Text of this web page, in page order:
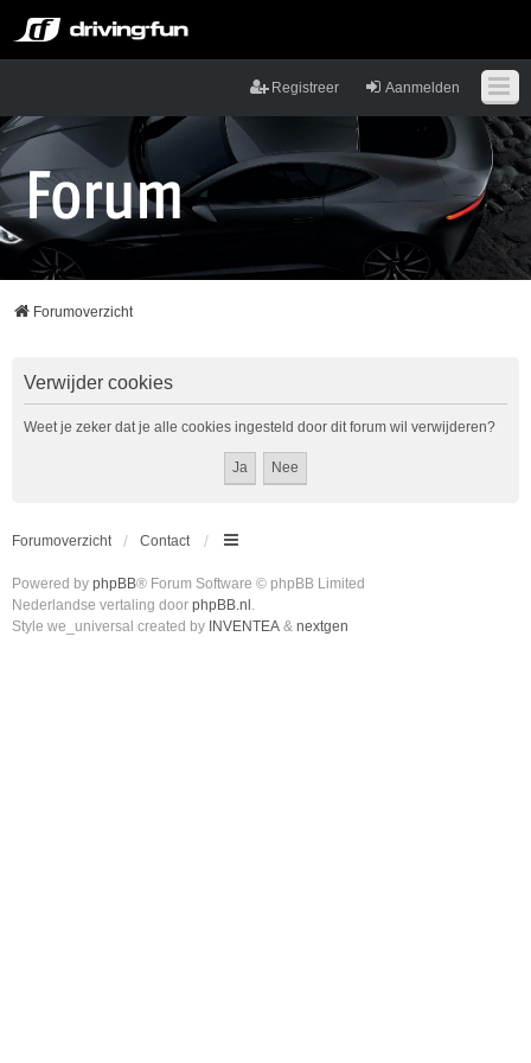
Aanmelden
Registreer
Forumoverzicht
Verwijder cookies
Weet je zeker dat je alle cookies ingesteld door dit forum wil verwijderen?
Forumoverzicht Contact
Powered by phpBB® Forum Software © phpBB Limited
Nederlandse vertaling door phpBB.nl .
Style we_universal created by INVENTEA & nextgen